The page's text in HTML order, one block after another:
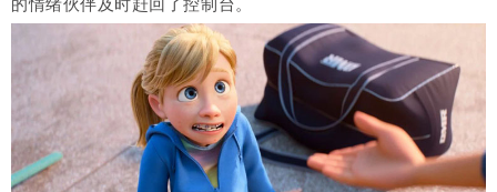
的情绪伙伴及时赶回了控制台。